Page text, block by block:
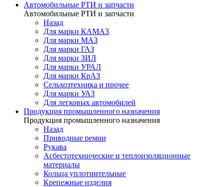
Автомобильные РТИ и запчасти
Автомобильные РТИ и запчасти
Назад
Для марки КАМАЗ
Для марки МАЗ
Для марки ГАЗ
Для марки ЗИЛ
Для марки УРАЛ
Для марки КрАЗ
Сельхозтехника и прочее
Для марки УАЗ
Для легковых автомобилей
Продукция промышленного назначения
Продукция промышленного назначения
Назад
Приводные ремни
Рукава
Асбестотехнические и теплоизоляционные
материалы
Кольца уплотнительные
Крепежные изделия